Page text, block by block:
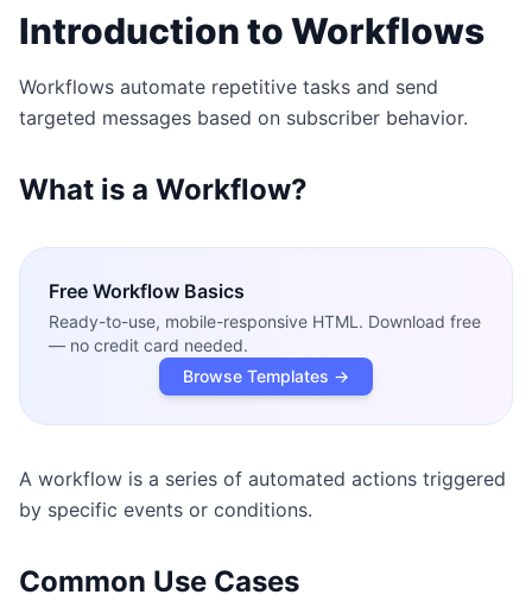
เข้าสู่ระบบ
เริ่มทดลอง 7 วัน ฿35
Introduction to Workflows
Workflows automate repetitive tasks and send
targeted messages based on subscriber behavior.
What is a Workflow?
Free Workflow Basics
Ready-to-use, mobile-responsive HTML. Download free
— no credit card needed.
Browse Templates →
A workflow is a series of automated actions triggered
by specific events or conditions.
Common Use Cases